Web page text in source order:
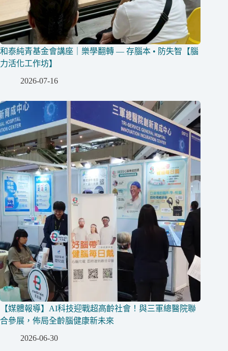
和泰純青基金會講座｜樂學翻轉 — 存腦本 • 防失智【腦
力活化工作坊】
2026-07-16
【媒體報導】AI科技迎戰超高齡社會！與三軍總醫院聯
合參展，佈局全齡腦健康新未來
2026-06-30